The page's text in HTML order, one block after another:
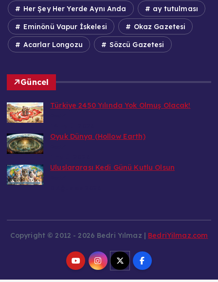
Her Şey Her Yerde Aynı Anda ay tutulması
Eminönü Vapur İskelesi Okaz Gazetesi
Acarlar Longozu Sözcü Gazetesi
Güncel
Türkiye 2450 Yılında Yok Olmuş Olacak!
Oyuk Dünya (Hollow Earth)
Uluslararası Kedi Günü Kutlu Olsun
Copyright © 2012 - 2026 Bedri Yılmaz | BedriYilmaz.com